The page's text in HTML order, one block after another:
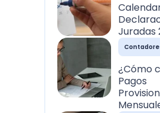
Juradas
¿Cómo
Pagos